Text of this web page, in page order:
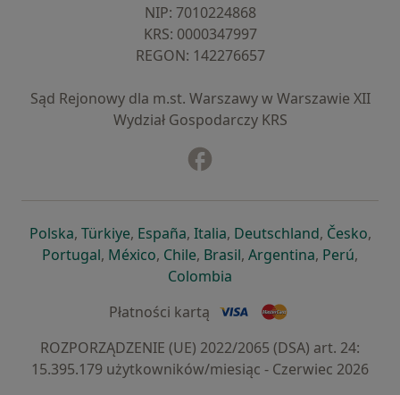
NIP: ⁠7010224868
KRS: ⁠0000347997
REGON: ⁠142276657
Sąd Rejonowy dla m.st. Warszawy w Warszawie XII
Wydział Gospodarczy KRS
Polskaotwiera się w nowej karcie
, Türkiyeotwiera się w nowej karcie
, Españaotwiera się w nowej karcie
, Italiaotwiera się w nowej
, Deutschlandotwiera się
, Česko,
Portugalotwiera się w nowej karcie
, Méxicootwiera się w nowej karcie
, Chileotwiera się w nowej karcie
, Brasilotwiera się w nowej
, Argentinaotwiera się
, Perú,
Colombia
Płatności kartą
ROZPORZĄDZENIE (UE) 2022/2065 (DSA) art. 24:
15.395.179 użytkowników/miesiąc - Czerwiec 2026